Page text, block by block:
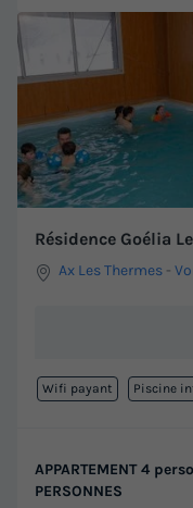
Résidence Goélia
Ax Les Thermes -
Wifi payant Piscine
APPARTEMENT 4
PERSONNES